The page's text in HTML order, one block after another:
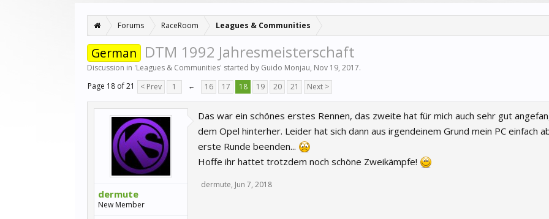
Forums RaceRoom Leagues & Communities
German DTM 1992 Jahresmeisterschaft
Discussion in 'Leagues & Communities' started by Guido Monjau, Nov 19, 2017.
Page 18 of 21
< Prev 1 ← 16 17 18 19 20 21 Next >
dermute
New Member
Das war ein schönes erstes Rennen, das zweite hat für mich auch sehr gut
dem Opel hinterher. Leider hat sich dann aus irgendeinem Grund mein PC einfach
erste Runde beenden...
Hoffe ihr hattet trotzdem noch schöne Zweikämpfe!
dermute, Jun 7, 2018